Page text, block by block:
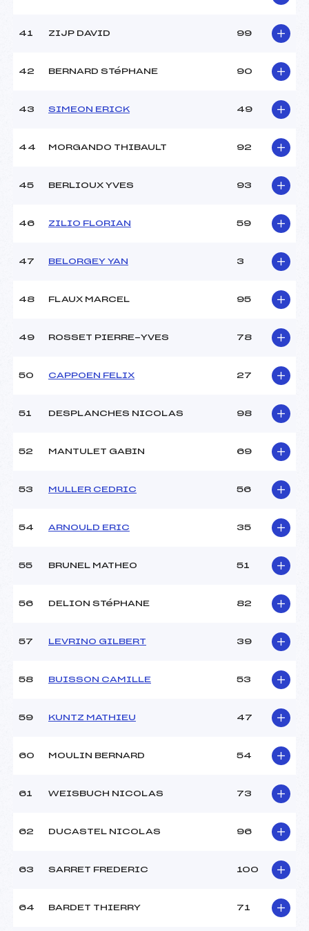
41 ZIJP DAVID 99
42 BERNARD STéPHANE 90
43 SIMEON ERICK 49
44 MORGANDO THIBAULT 92
45 BERLIOUX YVES 93
46 ZILIO FLORIAN 59
47 BELORGEY YAN 3
48 FLAUX MARCEL 95
49 ROSSET PIERRE-YVES 78
50 CAPPOEN FELIX 27
51 DESPLANCHES NICOLAS 98
52 MANTULET GABIN 69
53 MULLER CEDRIC 56
54 ARNOULD ERIC 35
55 BRUNEL MATHEO 51
56 DELION STéPHANE 82
57 LEVRINO GILBERT 39
58 BUISSON CAMILLE 53
59 KUNTZ MATHIEU 47
60 MOULIN BERNARD 54
61 WEISBUCH NICOLAS 73
62 DUCASTEL NICOLAS 96
63 SARRET FREDERIC 100
64 BARDET THIERRY 71